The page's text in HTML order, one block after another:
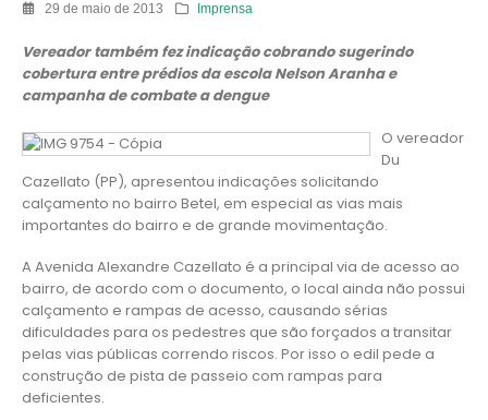
29 de maio de 2013 Imprensa
Vereador também fez indicação cobrando sugerindo
cobertura entre prédios da escola Nelson Aranha e
campanha de combate a dengue
O vereador
Du
Cazellato (PP), apresentou indicações solicitando
calçamento no bairro Betel, em especial as vias mais
importantes do bairro e de grande movimentação.
A Avenida Alexandre Cazellato é a principal via de acesso ao
bairro, de acordo com o documento, o local ainda não possui
calçamento e rampas de acesso, causando sérias
dificuldades para os pedestres que são forçados a transitar
pelas vias públicas correndo riscos. Por isso o edil pede a
construção de pista de passeio com rampas para
deficientes.